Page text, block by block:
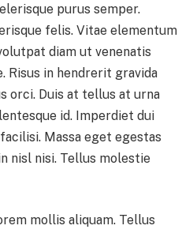
purus semper.
felis. Vitae elementum
diam ut venenatis
Risus in hendrerit gravida
orci. Duis at tellus at urna
id. Imperdiet dui
Massa eget egestas
nisl nisi. Tellus molestie
mollis aliquam. Tellus